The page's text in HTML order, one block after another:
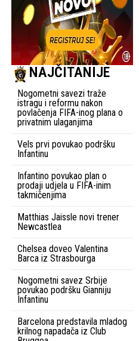
NAJČITANIJE
Nogometni savezi traže
istragu i reformu nakon
povlačenja FIFA-inog plana o
privatnim ulaganjima
Vels prvi povukao podršku
Infantinu
Infantino povukao plan o
prodaji udjela u FIFA-inim
takmičenjima
Matthias Jaissle novi trener
Newcastlea
Chelsea doveo Valentina
Barca iz Strasbourga
Nogometni savez Srbije
povukao podršku Gianniju
Infantinu
Barcelona predstavila mladog
krilnog napadača iz Club